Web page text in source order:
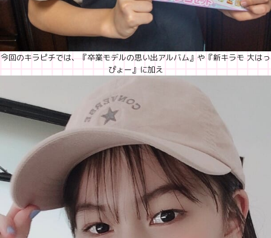
今回のキラピチでは、『卒業モデルの思い出アルバム』や『新キラモ 大はっ
ぴょー』に加え